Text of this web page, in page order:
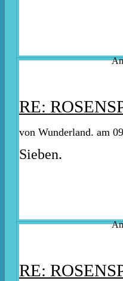
RE:
von Wunderland. am
Sieben.
RE: